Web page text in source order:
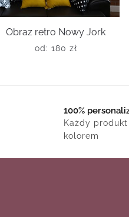
Obraz retro Nowy Jork
od: 180 zł
100%
Każdy
kolorem